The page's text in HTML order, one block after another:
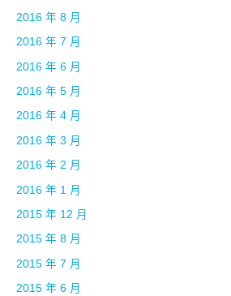
2016 年 8 月
2016 年 7 月
2016 年 6 月
2016 年 5 月
2016 年 4 月
2016 年 3 月
2016 年 2 月
2016 年 1 月
2015 年 12 月
2015 年 8 月
2015 年 7 月
2015 年 6 月